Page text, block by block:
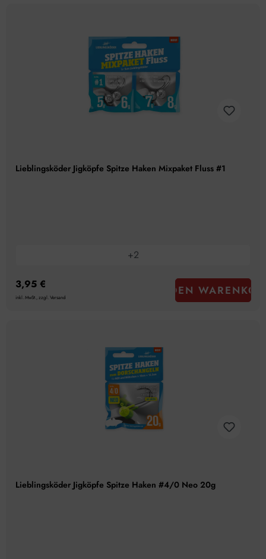
Lieblingsköder Jigköpfe Spitze Haken Mixpaket Fluss #1
+2
3,95 €
inkl. MwSt., zzgl. Versand IN DEN
Lieblingsköder Jigköpfe Spitze Haken #4/0 Neo 20g